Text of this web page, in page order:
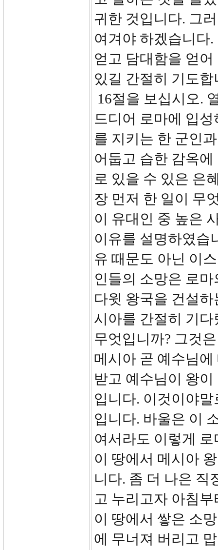
귀한 것입니다. 그
여겨야 하겠습니다
얻고 담대함을 얻
있길 간절히 기도합
16절을 보십시오.
드디어 로마에 입
를 지키는 한 군인
어둡고 습한 감옥
로 있을 수 있은 은
장 먼저 한 일이 무
이 유대인 중 높은
이유를 설명하였습
유 때문도 아닌 이
인들의 소망은 로
다윗 왕국을 건설
시아를 간절히 기
무엇입니까? 그것
메시아 곧 예수님
받고 예수님이 왕
입니다. 이것이야
입니다. 바울은 이
여서라도 이렇게
이 땅에서 메시아
니다. 좀 더 나은 직
고 누리고자 아침
이 땅에서 쌓은 소
에 무너져 버리고